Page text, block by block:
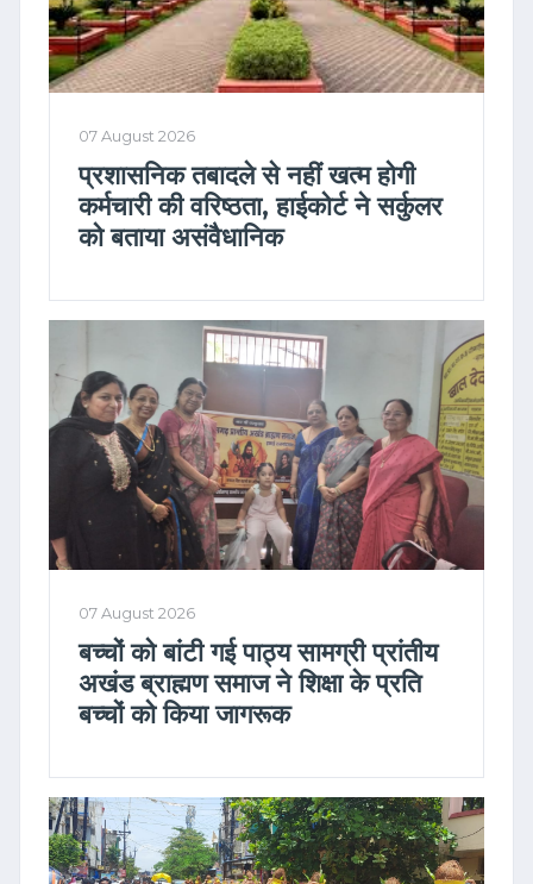
07 August 2026
प्रशासनिक तबादले से नहीं खत्म होगी
कर्मचारी की वरिष्ठता, हाईकोर्ट ने सर्कुलर
को बताया असंवैधानिक
07 August 2026
बच्चों को बांटी गई पाठ्य सामग्री प्रांतीय
अखंड ब्राह्मण समाज ने शिक्षा के प्रति
बच्चों को किया जागरूक